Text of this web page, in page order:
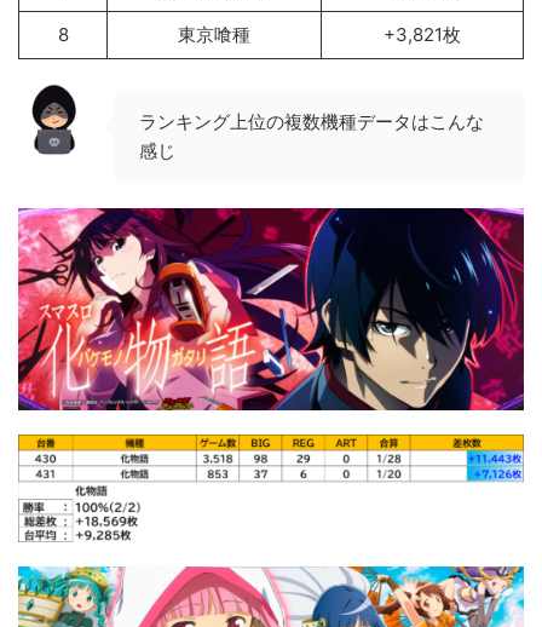
8 東京喰種 +3,821枚
ランキング上位の複数機種データはこんな
感じ